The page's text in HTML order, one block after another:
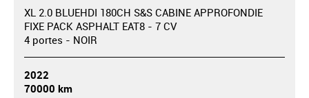
XL 2.0 BLUEHDI 180CH S&S CABINE APPROFONDIE
FIXE PACK ASPHALT EAT8 - 7 CV
4 portes - NOIR
2022
70000 km